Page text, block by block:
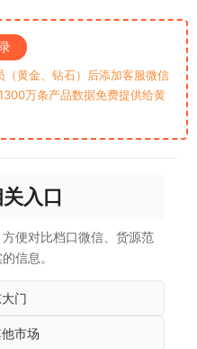
黄金、钻石）后添加客服微信
万条产品数据免费提供给黄
入口
便对比档口微信、货源范
信息。
门
市场